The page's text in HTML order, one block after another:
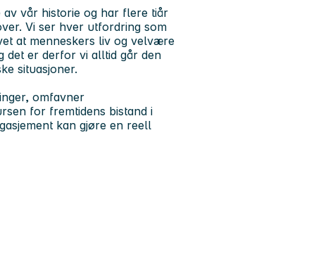
vår historie og har flere tiår
Vi ser hver utfordring som
at menneskers liv og velvære
det er derfor vi alltid går den
situasjoner.
omfavner
for fremtidens bistand i
kan gjøre en reell